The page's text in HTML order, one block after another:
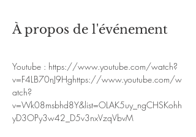
À propos de l'événement
Youtube : https://www.youtube.com/watch?
v=F4LB70nJ9Hghttps://www.youtube.com/w
atch?
v=Wk08msbhd8Y&list=OLAK5uy_ngCHSKohh
yD3OPy3w42_D5v3nxVzqVbvM